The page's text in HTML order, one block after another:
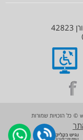
© כל הזכויות שמורות